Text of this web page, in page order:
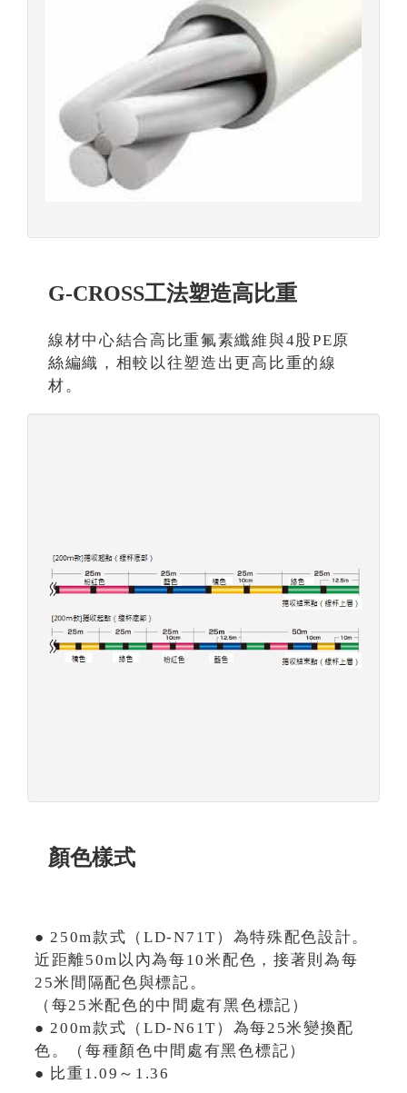
G-CROSS工法塑造高比重
線材中心結合高比重氟素纖維與4股PE原
絲編織，相較以往塑造出更高比重的線
材。
顏色樣式
● 250m款式（LD-N71T）為特殊配色設計。
近距離50m以內為每10米配色，接著則為每
25米間隔配色與標記。
（每25米配色的中間處有黑色標記）
● 200m款式（LD-N61T）為每25米變換配
色。（每種顏色中間處有黑色標記）
● 比重1.09～1.36